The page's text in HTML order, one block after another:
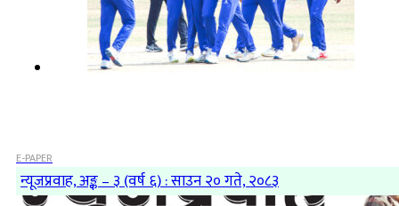
E-PAPER
न्यूजप्रवाह, अङ्क – ३ (वर्ष ६) : साउन २० गते, २०८३